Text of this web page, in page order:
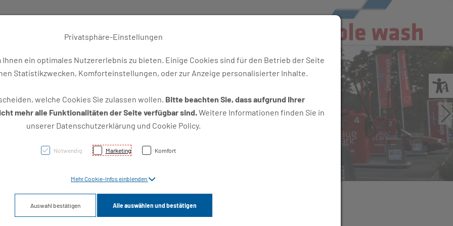
Privatsphäre-Einstellungen
ein optimales Nutzererlebnis zu bieten. Einige Cookies sind für den Betrieb der Seite
Statistikzwecken, Komforteinstellungen, oder zur Anzeige personalisierter Inhalte.
welche Cookies Sie zulassen wollen. Bitte beachten Sie, dass aufgrund Ihrer
mehr alle Funktionalitäten der Seite verfügbar sind.Weitere Informationen finden Sie in
unserer Datenschutzerklärung und Cookie Policy.
Notwendig Marketing Komfort
Mehr Cookie-Infos einblenden
Auswahl bestätigen Alle auswählen und bestätigen